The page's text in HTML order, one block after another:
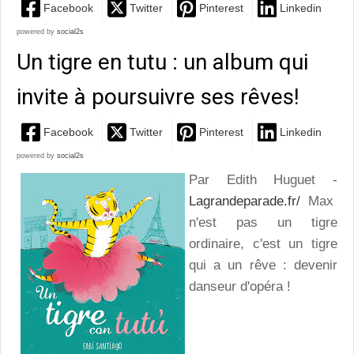
Facebook Twitter Pinterest Linkedin
powered by social2s
Un tigre en tutu : un album qui
invite à poursuivre ses rêves!
Facebook Twitter Pinterest Linkedin
powered by social2s
Par Edith Huguet -
Lagrandeparade.fr/ Max
n'est pas un tigre
ordinaire, c'est un tigre
qui a un rêve : devenir
danseur d'opéra !